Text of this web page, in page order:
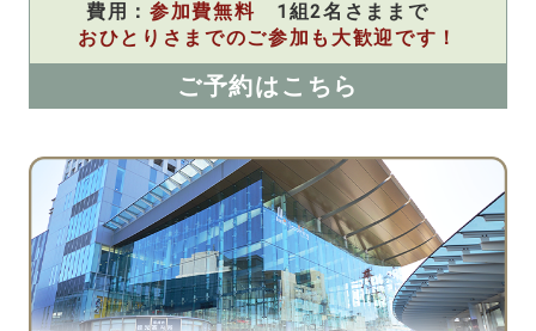
費用： 参加費無料 1組2名さままで
おひとりさまでのご参加も大歓迎です！
ご予約はこちら